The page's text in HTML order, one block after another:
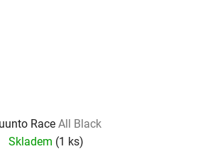
Race All Black
Skladem (1 ks)